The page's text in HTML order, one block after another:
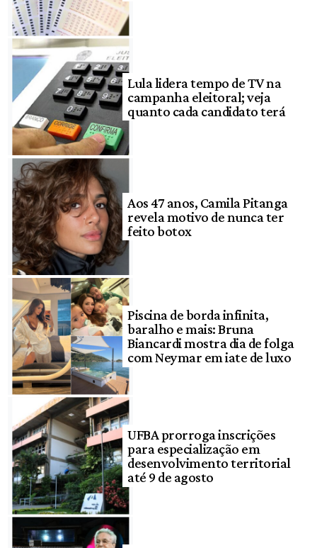
Lula lidera tempo de TV na
campanha eleitoral; veja
quanto cada candidato terá
Aos 47 anos, Camila Pitanga
revela motivo de nunca ter
feito botox
Piscina de borda infinita,
baralho e mais: Bruna
Biancardi mostra dia de folga
com Neymar em iate de luxo
UFBA prorroga inscrições
para especialização em
desenvolvimento territorial
até 9 de agosto